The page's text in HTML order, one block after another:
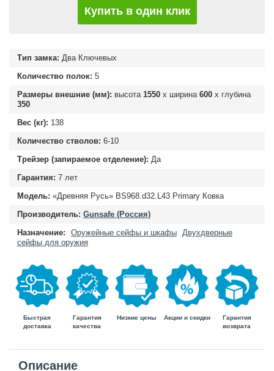
Купить в один клик
Тип замка: Два Ключевых
Количество полок: 5
Размеры внешние (мм): высота 1550 х ширина 600 х глубина
350
Вес (кг): 138
Количество стволов: 6-10
Трейзер (запираемое отделение): Да
Гарантия: 7 лет
Модель: «Древняя Русь» BS968.d32.L43 Primary Ковка
Производитель: Gunsafe (Россия)
Назначение:
Оружейные сейфы и шкафы
Двухдверные
сейфы для оружия
Быстрая
доставка
Гарантия
качества
Низкие цены Акции и скидки
Гарантия
возврата
Описание